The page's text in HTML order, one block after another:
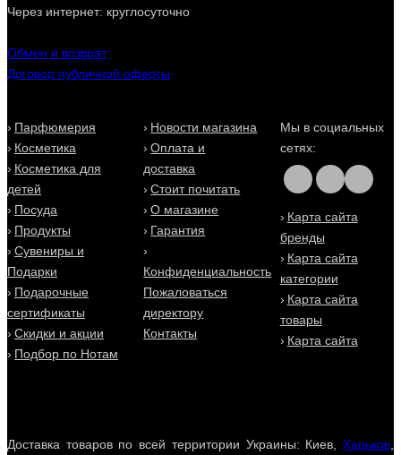
Через интернет: круглосуточно
Обмен и возврат
Договор публичной оферты
Парфюмерия
Косметика
Косметика для
детей
Посуда
Продукты
Сувениры и
Подарки
Подарочные
сертификаты
Скидки и акции
Подбор по Нотам
Новости магазина
Оплата и
доставка
Стоит почитать
О магазине
Гарантия
Конфиденциальность
Пожаловаться
директору
Контакты
Мы в социальных
сетях:
Карта сайта
бренды
Карта сайта
категории
Карта сайта
товары
Карта сайта
Доставка товаров по всей территории Украины: Киев, Харьков